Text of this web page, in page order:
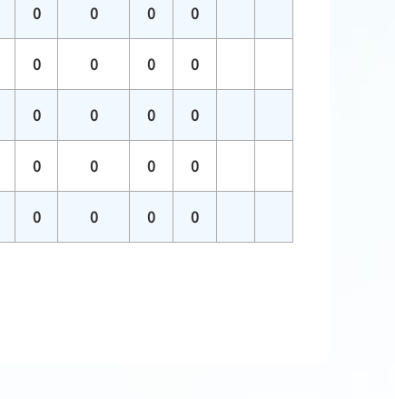
0 0 0 0
0 0 0 0
0 0 0 0
0 0 0 0
0 0 0 0